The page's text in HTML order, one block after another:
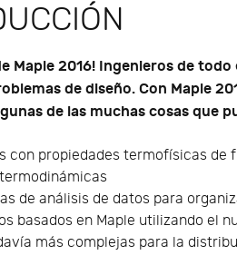
Maple 2016! Ingenieros de
de diseño. Con Maple
de las muchas cosas que
con propiedades termofísicas de
de análisis de datos para
basados en Maple utilizando el
más complejas para la